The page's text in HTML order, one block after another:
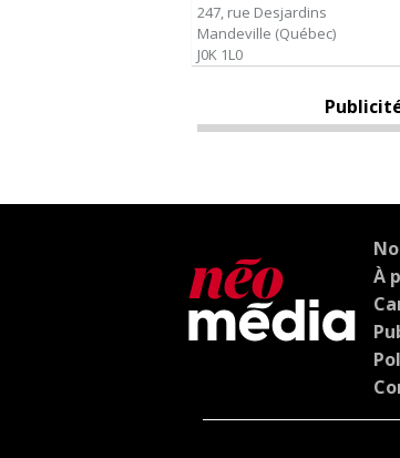
247, rue Desjardins
Mandeville (Québec)
J0K 1L0
À